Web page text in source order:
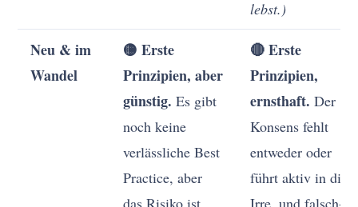
lebst.)
Neu & im
Wandel
🟡 Erste
Prinzipien, aber
günstig. Es gibt
noch keine
verlässliche Best
Practice, aber
🔴 Erste
Prinzipien,
ernsthaft. Der
Konsens fehlt
entweder oder
führt aktiv in die